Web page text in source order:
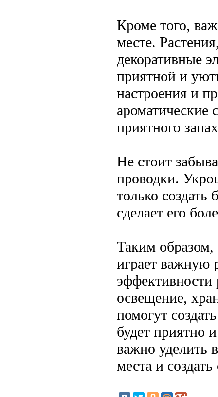
Кроме того,
месте.
декоративные
приятной и
настроения и
ароматические
приятного
Не стоит
проводки.
только создать
сделает его
Таким образом,
играет важную
освещение,
помогут
будет приятно
важно уделить
места и